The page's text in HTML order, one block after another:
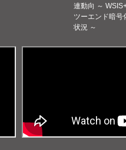
連動向 ～
ツーエンド暗号
状況 ～